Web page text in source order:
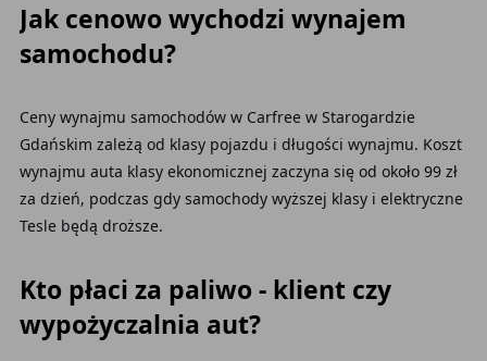
Jak cenowo wychodzi wynajem
samochodu?
Ceny wynajmu samochodów w Carfree w Starogardzie
Gdańskim zależą od klasy pojazdu i długości wynajmu. Koszt
wynajmu auta klasy ekonomicznej zaczyna się od około 99 zł
za dzień, podczas gdy samochody wyższej klasy i elektryczne
Tesle będą droższe.
Kto płaci za paliwo - klient czy
wypożyczalnia aut?